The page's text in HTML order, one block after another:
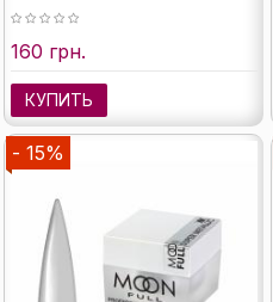
160 грн.
КУПИТЬ
- 15%